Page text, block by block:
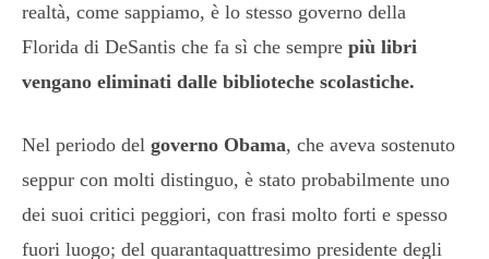
realtà, come sappiamo, è lo stesso governo della
Florida di DeSantis che fa sì che sempre più libri
vengano eliminati dalle biblioteche scolastiche.
Nel periodo del governo Obama, che aveva sostenuto
seppur con molti distinguo, è stato probabilmente uno
dei suoi critici peggiori, con frasi molto forti e spesso
fuori luogo; del quarantaquattresimo presidente degli